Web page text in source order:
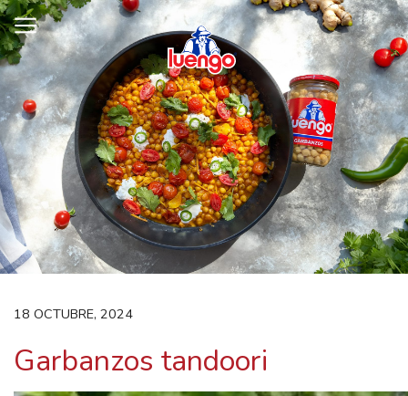
Skip
to
content
18 OCTUBRE, 2024
Garbanzos tandoori